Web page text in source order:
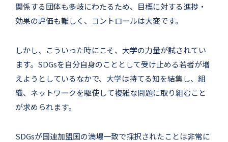
関係する団体も多岐にわたるため、目標に対する進捗・
効果の評価も難しく、コントロールは大変です。
しかし、こういった時にこそ、大学の力量が試されてい
ます。SDGsを自分自身のこととして受け止める若者が増
えようとしているなかで、大学は持てる知を結集し、組
織、ネットワークを駆使して複雑な問題に取り組むこと
が求められます。
SDGsが国連加盟国の満場一致で採択されたことは非常に